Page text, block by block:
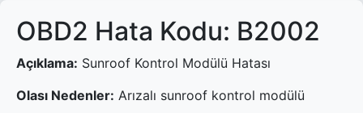
OBD2 Hata Kodu: B2002
Açıklama: Sunroof Kontrol Modülü Hatası
Olası Nedenler: Arızalı sunroof kontrol modülü